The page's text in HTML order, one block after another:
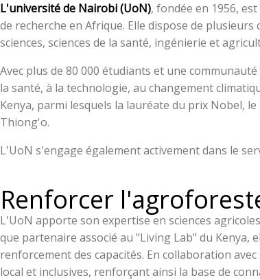
L'université de Nairobi (UoN), fondée en 1956,
de recherche en Afrique. Elle dispose de
sciences, sciences de la santé, ingénierie et
Avec plus de 80 000 étudiants et une
la santé, à la technologie, au changement
Kenya, parmi lesquels la lauréate du prix Nobel,
Thiong'o.
L'UoN s'engage également activement dans le
Renforcer
L'UoN apporte son expertise en sciences
que partenaire associé au "Living Lab" du
renforcement des capacités. En collaboration
local et inclusives, renforçant ainsi la base de